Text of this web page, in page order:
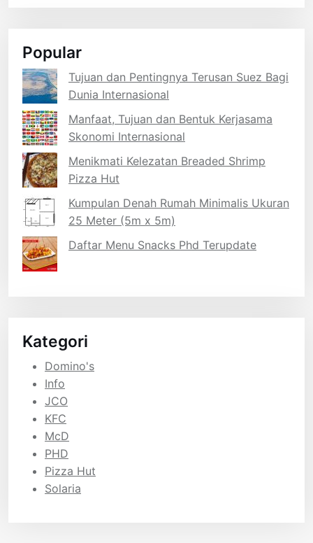
Popular
Tujuan dan Pentingnya Terusan Suez Bagi
Dunia Internasional
Manfaat, Tujuan dan Bentuk Kerjasama
Skonomi Internasional
Menikmati Kelezatan Breaded Shrimp
Pizza Hut
Kumpulan Denah Rumah Minimalis Ukuran
25 Meter (5m x 5m)
Daftar Menu Snacks Phd Terupdate
Kategori
Domino's
Info
JCO
KFC
McD
PHD
Pizza Hut
Solaria